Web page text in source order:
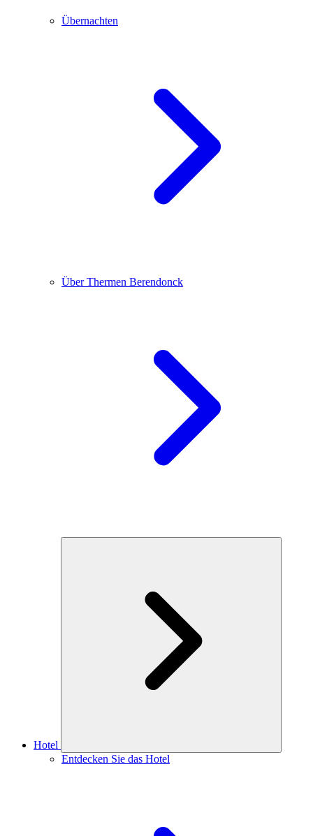
Übernachten
Über Thermen Berendonck
Hotel
Entdecken Sie das Hotel